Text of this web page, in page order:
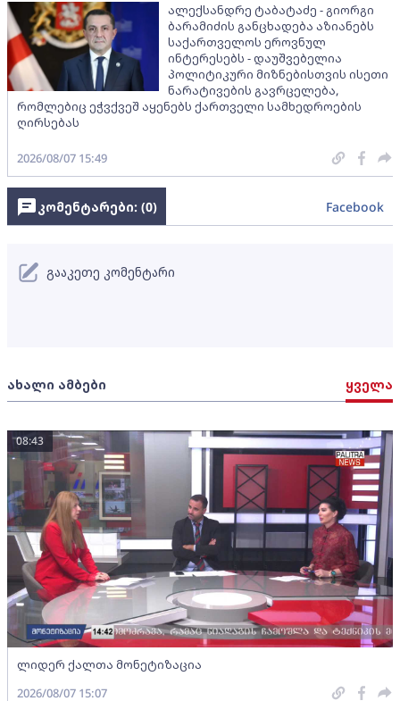
ალექსანდრე ტაბატაძე - გიორგი
ბარამიძის განცხადება აზიანებს
საქართველოს ეროვნულ
ინტერესებს - დაუშვებელია
პოლიტიკური მიზნებისთვის ისეთი
ნარატივების გავრცელება,
რომლებიც ეჭვქვეშ აყენებს ქართველი სამხედროების
ღირსებას
2026/08/07 15:49
ახალი ამბები ყველა
ლიდერ ქალთა მონეტიზაცია
08:43
2026/08/07 15:07
კომენტარები: (0) Facebook
გააკეთე კომენტარი